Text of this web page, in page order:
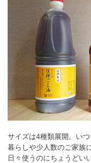
サイズは4種類展開。い
暮らしや少人数のご家族
日々使うのにちょうどい